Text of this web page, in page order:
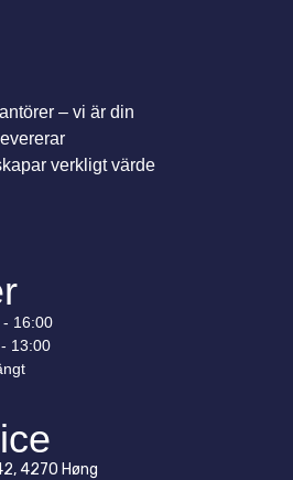
– vi är din
verkligt värde
16:00
13:00
4270 Høng